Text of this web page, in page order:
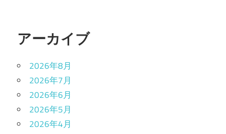
アーカイブ
2026年8月
2026年7月
2026年6月
2026年5月
2026年4月